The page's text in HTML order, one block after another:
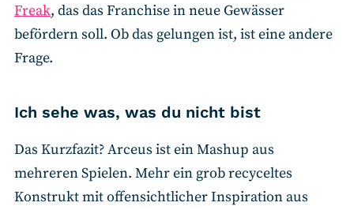
Freak, das das Franchise in neue Gewässer
befördern soll. Ob das gelungen ist, ist eine andere
Frage.
Ich sehe was, was du nicht bist
Das Kurzfazit? Arceus ist ein Mashup aus
mehreren Spielen. Mehr ein grob recyceltes
Konstrukt mit offensichtlicher Inspiration aus